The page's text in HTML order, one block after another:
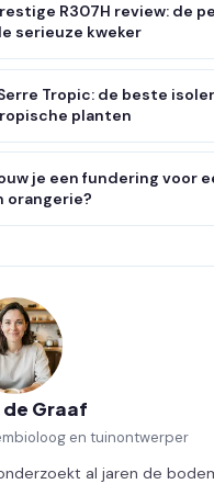
R307H review: de
serieuze kweker
Tropic: de beste
planten
je een fundering voor
orangerie?
de Graaf
en tuinontwerper
al jaren de